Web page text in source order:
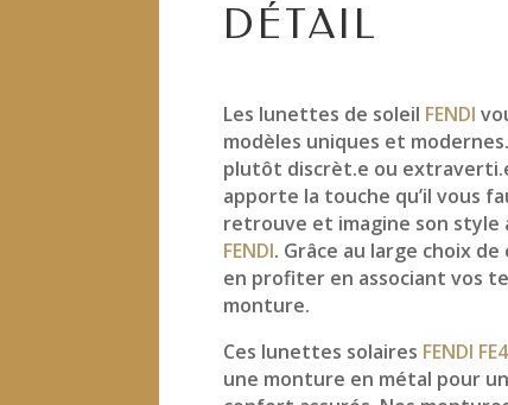
DÉTAIL
Les lunettes de soleil FENDI
modèles uniques et
plutôt discrèt.e ou
apporte la touche qu’il vous
retrouve et imagine son style
FENDI. Grâce au large choix
en profiter en associant vos
monture.
Ces lunettes solaires FENDI
une monture en métal pour